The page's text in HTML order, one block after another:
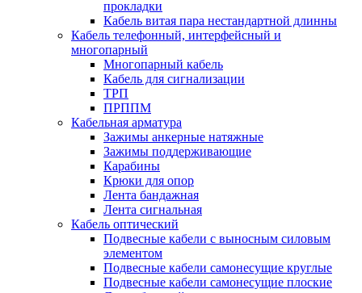
прокладки
Кабель витая пара нестандартной длинны
Кабель телефонный, интерфейсный и
многопарный
Многопарный кабель
Кабель для сигнализации
ТРП
ПРППМ
Кабельная арматура
Зажимы анкерные натяжные
Зажимы поддерживающие
Карабины
Крюки для опор
Лента бандажная
Лента сигнальная
Кабель оптический
Подвесные кабели с выносным силовым
элементом
Подвесные кабели самонесущие круглые
Подвесные кабели самонесущие плоские